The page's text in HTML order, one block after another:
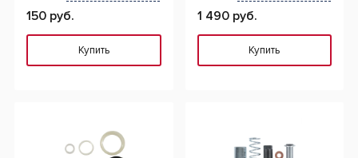
150 руб.
Купить
1 490 руб.
Купить